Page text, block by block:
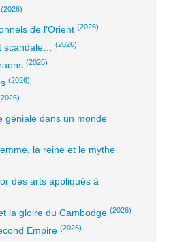
(2026)
de l’Orient (2026)
scandale… (2026)
(2026)
(2026)
géniale dans un monde
la reine et le mythe
des arts appliqués à
la gloire du Cambodge (2026)
Empire (2026)